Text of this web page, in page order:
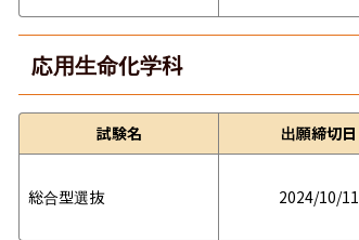
応用生命化学科
試験名 出願締切日
総合型選抜 2024/10/11